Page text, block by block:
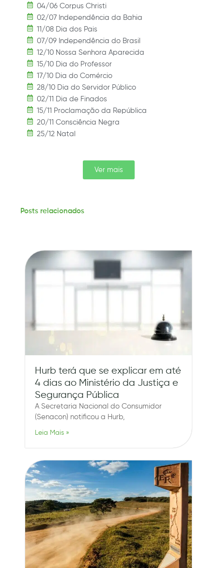
04/06 Corpus Christi
02/07 Independência da Bahia
11/08 Dia dos Pais
07/09 Independência do Brasil
12/10 Nossa Senhora Aparecida
15/10 Dia do Professor
17/10 Dia do Comércio
28/10 Dia do Servidor Público
02/11 Dia de Finados
15/11 Proclamação da República
20/11 Consciência Negra
25/12 Natal
Ver mais
Posts relacionados
Hurb terá que se explicar em até
4 dias ao Ministério da Justiça e
Segurança Pública
A Secretaria Nacional do Consumidor
(Senacon) notificou a Hurb,
Leia Mais »